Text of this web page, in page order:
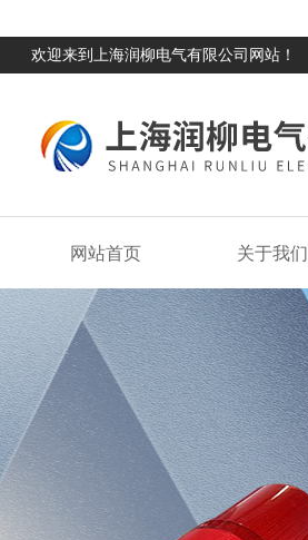
欢迎来到上海润柳电气有限公司网站！
网站首页 关于我们